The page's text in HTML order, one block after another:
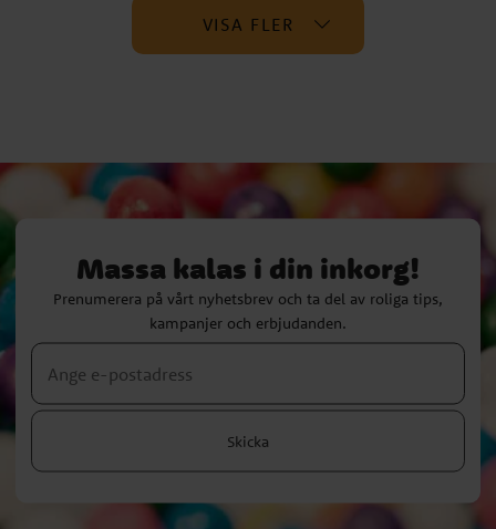
VISA FLER
Massa kalas i din inkorg!
Prenumerera på vårt nyhetsbrev och ta del av roliga tips,
kampanjer och erbjudanden.
Skicka